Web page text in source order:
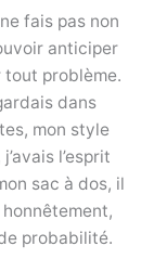
fais pas non
anticiper
problème.
dans
mon style
l’esprit
sac à dos, il
honnêtement,
probabilité.